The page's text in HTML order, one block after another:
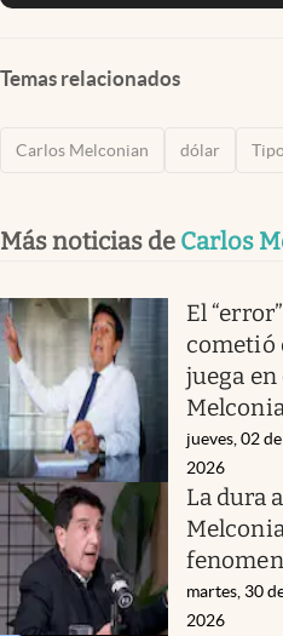
Temas relacionados
Carlos Melconian dólar
Más noticias de Carlos
El
cometió
juega
jueves, 02
2026
La dura
martes, 30
2026